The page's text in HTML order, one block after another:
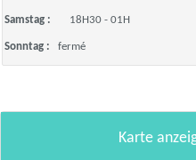
Samstag : 18H30 - 01H
Sonntag : fermé
Karte